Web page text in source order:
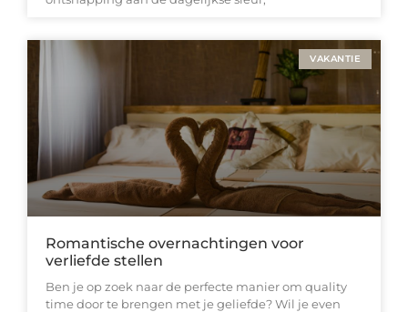
VAKANTIE
Romantische overnachtingen voor
verliefde stellen
Ben je op zoek naar de perfecte manier om quality
time door te brengen met je geliefde? Wil je even